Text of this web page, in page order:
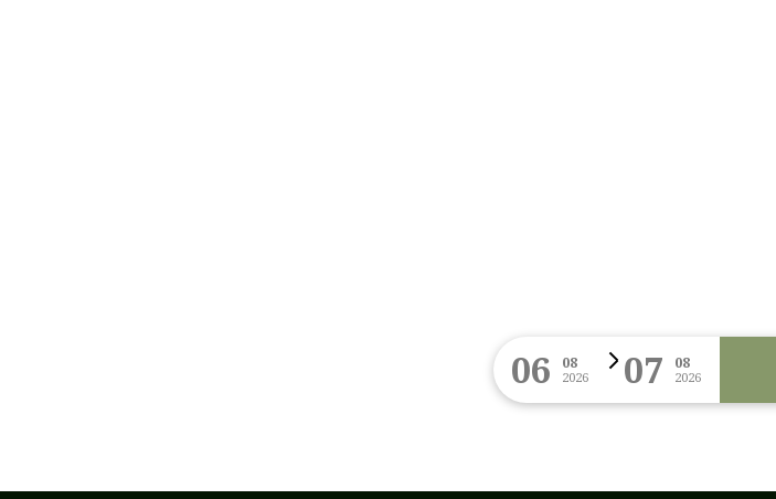
06 08
2026 07 08
2026